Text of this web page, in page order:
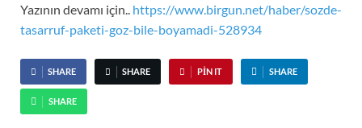
Yazının devamı için.. https://www.birgun.net/haber/sozde-
tasarruf-paketi-goz-bile-boyamadi-528934
SHARE SHARE PIN IT SHARE
SHARE